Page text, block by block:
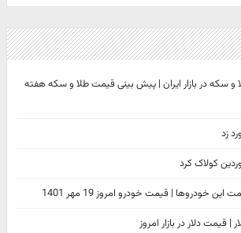
سکه در بازار ایران | پیش بینی قیمت طلا و سکه هفته
خودروها | قیمت خودرو امروز 19 مهر 1401
قیمت دلار در بازار امروز